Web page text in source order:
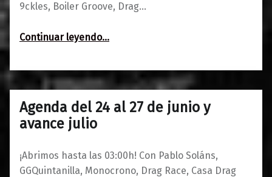
9ckles, Boiler Groove, Drag…
Continuar leyendo“Agenda del 1 al 4 de julio”
…
Agenda del 24 al 27 de junio y
avance julio
¡Abrimos hasta las 03:00h! Con Pablo Soláns,
GGQuintanilla, Monocrono, Drag Race, Casa Drag
23/06/20210
Maravillas